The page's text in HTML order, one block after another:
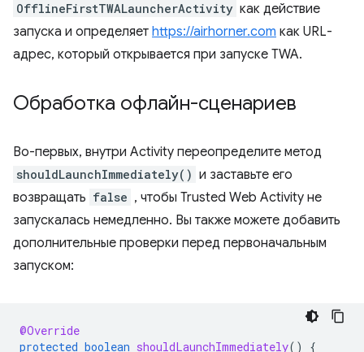
OfflineFirstTWALauncherActivity как действие
запуска и определяет https://airhorner.com как URL-
адрес, который открывается при запуске TWA.
Обработка офлайн-сценариев
Во-первых, внутри Activity переопределите метод
shouldLaunchImmediately() и заставьте его
возвращать false , чтобы Trusted Web Activity не
запускалась немедленно. Вы также можете добавить
дополнительные проверки перед первоначальным
запуском:
@Override
protected boolean shouldLaunchImmediately()
{